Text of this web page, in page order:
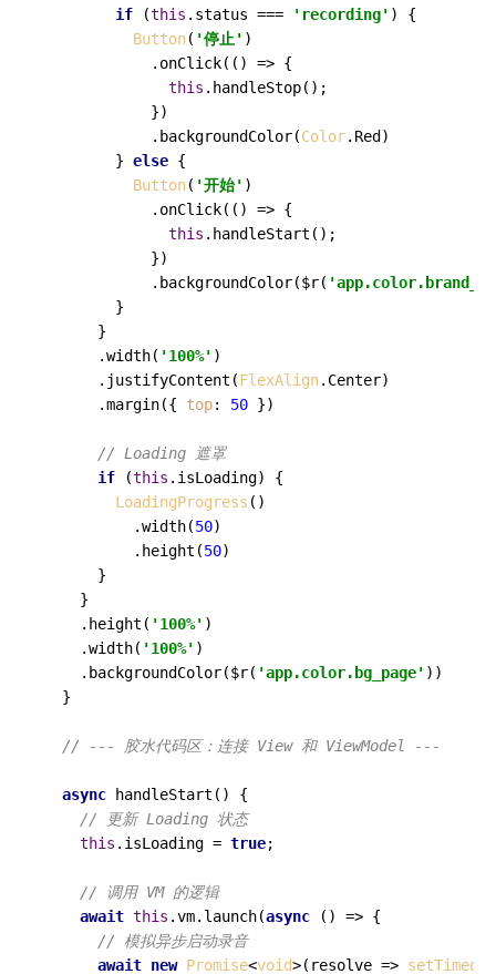
if (this . status === 'recording' ) {
Button( '停止' )
            .
onClick( () => {
this . handleStop();
            })
            .
backgroundColor(Color. Red )
        }
else {
Button( '开始' )
            .
onClick( () => {
this . handleStart ();
            })
            .
backgroundColor($r(
        }
      }
      .
width( '100%' )
      .
justifyContent (FlexAlign. Center)
      .
margin({ top: 50 })
// Loading 遮罩
if (this . isLoading) {
LoadingProgress ()
          .
width(50)
          .
height (50)
      }
    }
    .
height ( '100%' )
    .
width( '100%' )
    .
backgroundColor($r( 'app.color.bg_page' ))
  }
// --- 胶水代码区：连接 View 和 ViewModel ---
async handleStart ( ) {
// 更新 Loading 状态
this . isLoading = true;
// 调用 VM 的逻辑
await this .vm. launch(async () => {
// 模拟异步启动录音
await new Promise<void>( resolve => setTimeout